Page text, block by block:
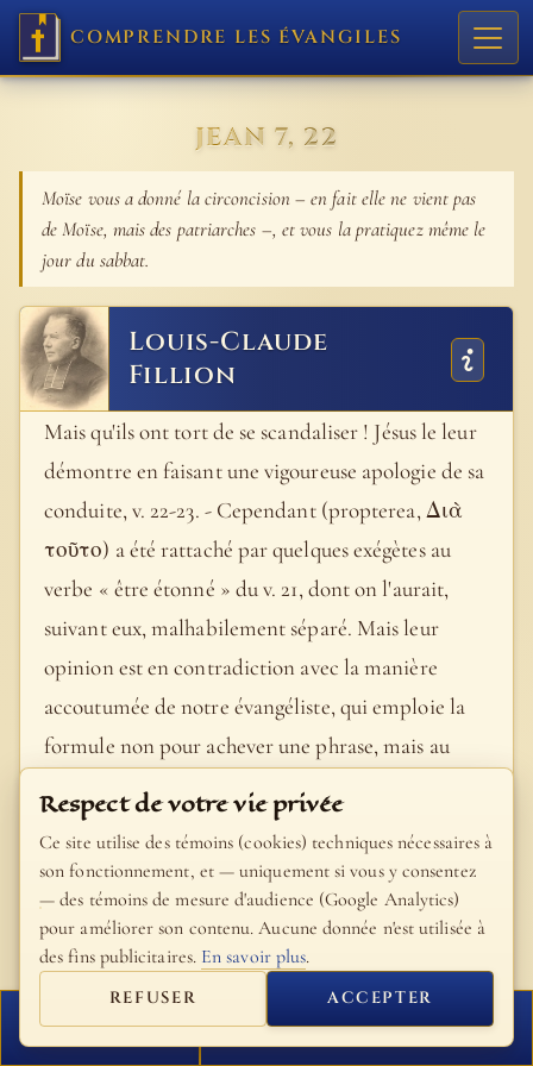
COMPRENDRE LES ÉVANGILES
JEAN 7, 22
Moïse vous a donné la circoncision – en fait elle ne vient pas
de Moïse, mais des patriarches –, et vous la pratiquez même le
jour du sabbat.
Louis-Claude
Fillion
Mais qu'ils ont tort de se scandaliser ! Jésus le leur
démontre en faisant une vigoureuse apologie de sa
conduite, v. 22-23. - Cependant (propterea, Διὰ
τοῦτο) a été rattaché par quelques exégètes au
verbe « être étonné » du v. 21, dont on l'aurait,
suivant eux, malhabilement séparé. Mais leur
opinion est en contradiction avec la manière
accoutumée de notre évangéliste, qui emploie la
formule non pour achever une phrase, mais au
contraire pour commencer une nouvelle période.
Cf. 5, 16, 18 ; 6, 68 ; 8, 47 ; 10, 17 ; 12, 18, 39. En
outre, ils ont contre eux les versions syrienne,
copte, italique, éthiopienne, et plusieurs des plus
anciens commentateurs grecs (notamment S. Jean
Chrysostome et S. Cyrille), qui coupent la phrase
de la même manière que la Vulgate. Pour ces
motifs, il a semblé préférable à divers auteurs de
FERMER PROCHAIN VERSET
Respect de votre vie privée
Ce site utilise des témoins (cookies) techniques nécessaires à
son fonctionnement, et — uniquement si vous y consentez
— des témoins de mesure d'audience (Google Analytics)
pour améliorer son contenu. Aucune donnée n'est utilisée à
des fins publicitaires. En savoir plus.
REFUSER ACCEPTER